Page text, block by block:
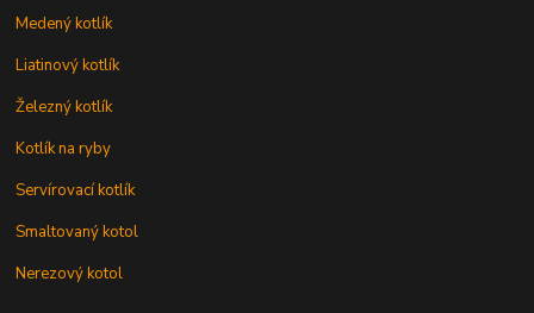
Medený kotlík
Liatinový kotlík
Železný kotlík
Kotlík na ryby
Servírovací kotlík
Smaltovaný kotol
Nerezový kotol